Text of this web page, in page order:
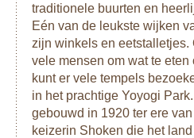
traditionele buurten en
Eén van de leukste wijken
zijn winkels en
vele mensen om wat te
kunt er vele tempels
in het prachtige Yoyogi
gebouwd in 1920 ter ere
keizerin Shoken die het